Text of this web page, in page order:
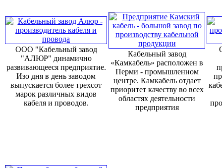
ООО "Кабельный завод
"АЛЮР" динамично
развивающееся предприятие.
Изо дня в день заводом
выпускается более трехсот
марок различных видов
кабеля и проводов.
Кабельный завод
«Камкабель» расположен в
Перми - промышленном
центре. Камкабель отдает
приоритет качеству во всех
областях деятельности
предприятия